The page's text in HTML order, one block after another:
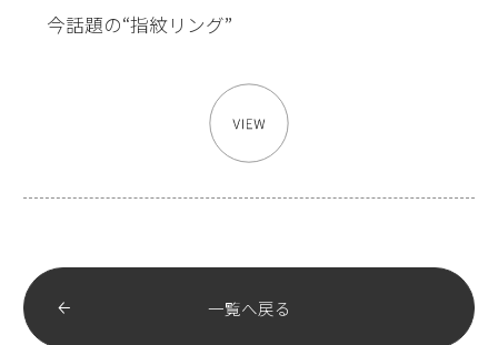
今話題の“指紋リング”
一覧へ戻る